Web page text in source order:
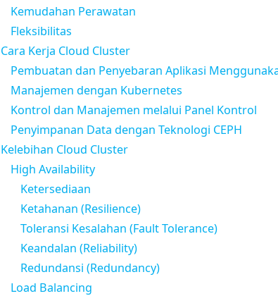
Kemudahan Perawatan
Fleksibilitas
Cara Kerja Cloud Cluster
Pembuatan dan Penyebaran Aplikasi
Manajemen dengan Kubernetes
Kontrol dan Manajemen melalui Panel Kontrol
Penyimpanan Data dengan Teknologi CEPH
Kelebihan Cloud Cluster
High Availability
Ketersediaan
Ketahanan (Resilience)
Toleransi Kesalahan (Fault Tolerance)
Keandalan (Reliability)
Redundansi (Redundancy)
Load Balancing